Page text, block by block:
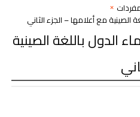
الصينية مع أعلامها – الجزء الثاني
الدول باللغة الصينية